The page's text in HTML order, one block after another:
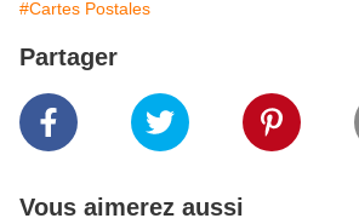
#Cartes Postales
Partager
Vous aimerez aussi